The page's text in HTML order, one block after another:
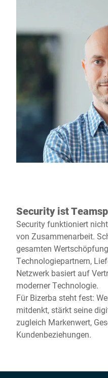
Security ist
Security funktioniert
von Zusammenarbeit.
gesamten
Technologiepartnern,
Netzwerk basiert auf
moderner Technologie.
Für Bizerba steht fest:
mitdenkt, stärkt seine
zugleich Markenwert,
Kundenbeziehungen.